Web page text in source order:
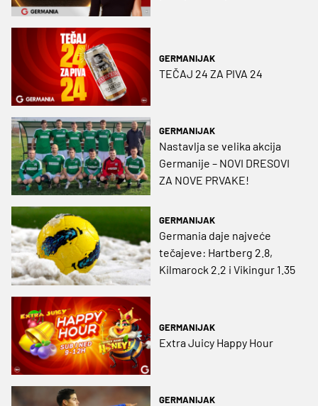
GERMANIJAK
TEČAJ 24 ZA PIVA 24
GERMANIJAK
Nastavlja se velika akcija
Germanije – NOVI DRESOVI
ZA NOVE PRVAKE!
GERMANIJAK
Germania daje najveće
tečajeve: Hartberg 2.8,
Kilmarock 2.2 i Vikingur 1.35
GERMANIJAK
Extra Juicy Happy Hour
GERMANIJAK